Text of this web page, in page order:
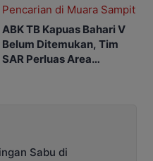
ABK TB Kapuas Bahari V
Belum Ditemukan, Tim
SAR Perluas Area
Sabu di